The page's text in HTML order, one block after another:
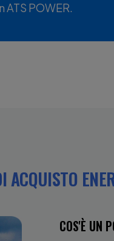
POWER.
ACQUISTO
COS'È UN